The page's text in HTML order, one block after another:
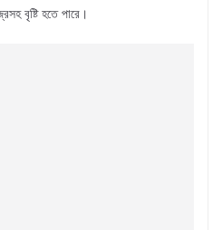
বৃষ্টি হতে পারে।